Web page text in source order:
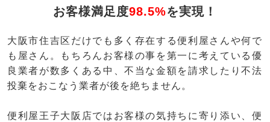
お客様満足度98.5%を実現！
大阪市住吉区だけでも多く存在する便利屋さんや何で
も屋さん。もちろんお客様の事を第一に考えている優
良業者が数多くある中、不当な金額を請求したり不法
投棄をおこなう業者が後を絶ちません。
便利屋王子大阪店ではお客様の気持ちに寄り添い、便